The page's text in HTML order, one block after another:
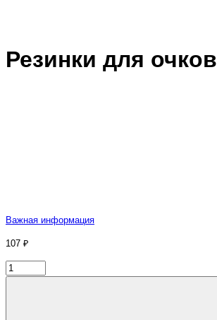
Резинки для очков
Важная информация
107 ₽